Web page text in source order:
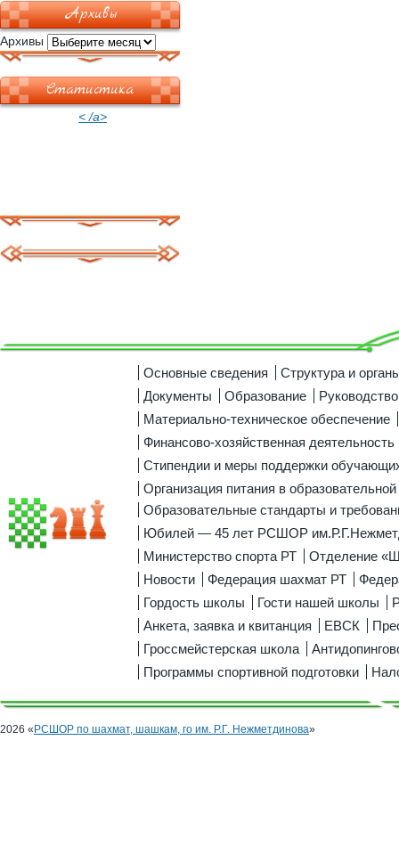
Архивы
Архивы
Статистика
< /a>
Основные сведения
Структура и
Документы
Образование
Руководство
Материально-техническое обеспечение
Финансово-хозяйственная деятельность
Стипендии и меры поддержки
Организация питания в образовательной
Образовательные стандарты и
Юбилей — 45 лет РСШОР
Министерство спорта РТ
Отделение
Новости
Федерация шахмат РТ
Гордость школы
Гости нашей школы
Анкета, заявка и квитанция
ЕВСК
Гроссмейстерская школа
Программы спортивной подготовки
2026 «РСШОР по шахмат, шашкам, го им. Р.Г. Нежметдинова»